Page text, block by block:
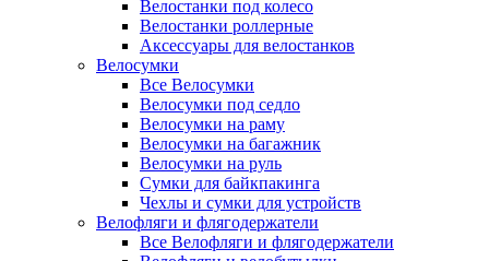
Велостанки под колесо
Велостанки роллерные
Аксессуары для велостанков
Велосумки
Все Велосумки
Велосумки под седло
Велосумки на раму
Велосумки на багажник
Велосумки на руль
Сумки для байкпакинга
Чехлы и сумки для устройств
Велофляги и флягодержатели
Все Велофляги и флягодержатели